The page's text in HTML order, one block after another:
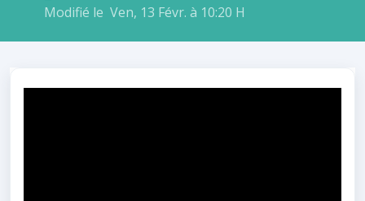
Modifié le Ven, 13 Févr. à 10:20 H